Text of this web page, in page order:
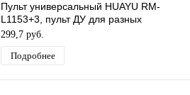
Пульт универсальный HUAYU RM-
L1153+3, пульт ДУ для разных
моделей телевизоров
299,7 руб.
Подробнее